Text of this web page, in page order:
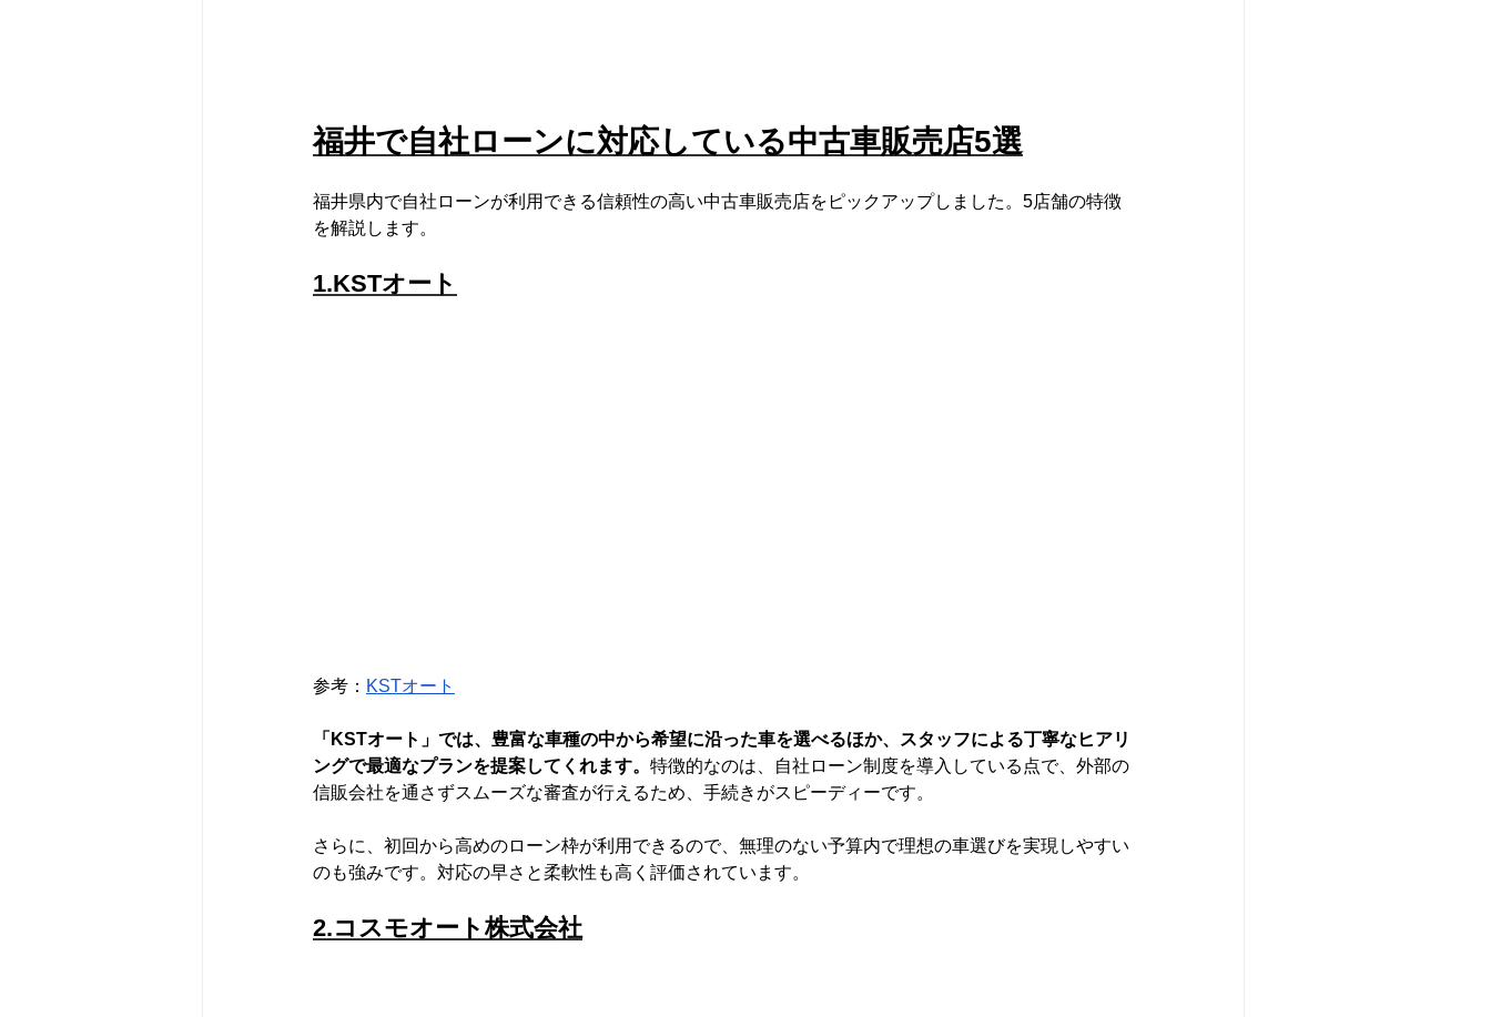
福井で自社ローンに対応している中古車販売店5選
福井県内で自社ローンが利用できる信頼性の高い中古車販売店をピックアップしました。5店舗の特徴
を解説します。
1.KSTオート
参考： KSTオート
「KSTオート」では、豊富な車種の中から希望に沿った車を選べるほか、スタッフによる丁寧なヒアリ
ングで最適なプランを提案してくれます。 特徴的なのは、自社ローン制度を導入している点で、外部の
信販会社を通さずスムーズな審査が行えるため、手続きがスピーディーです。
さらに、初回から高めのローン枠が利用できるので、無理のない予算内で理想の車選びを実現しやすい
のも強みです。対応の早さと柔軟性も高く評価されています。
2.コスモオート株式会社